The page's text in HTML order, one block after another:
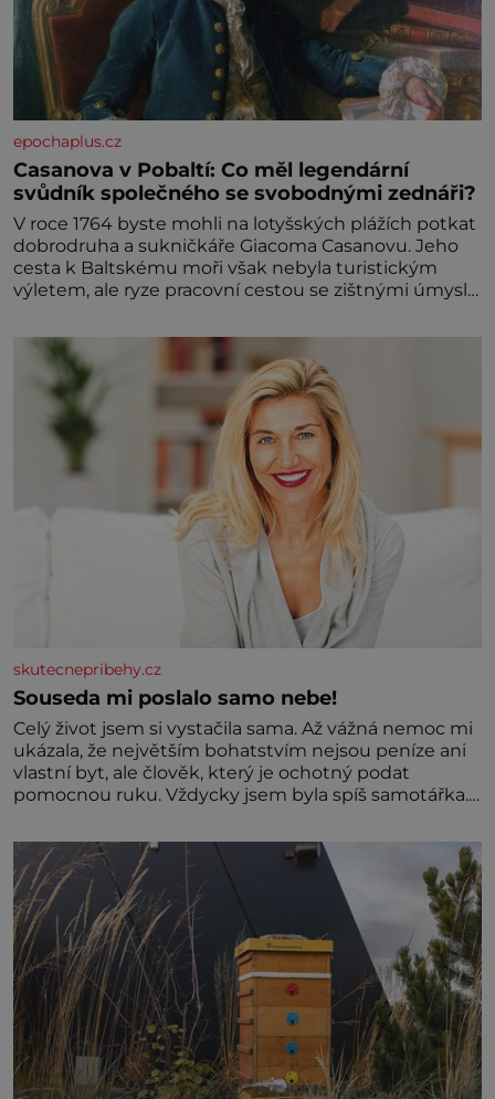
epochaplus.cz
Casanova v Pobaltí: Co měl legendární
svůdník společného se svobodnými zednáři?
V roce 1764 byste mohli na lotyšských plážích potkat
dobrodruha a sukničkáře Giacoma Casanovu. Jeho
cesta k Baltskému moři však nebyla turistickým
výletem, ale ryze pracovní cestou se zištnými úmysly.
procházel uličkami lotyšské Rigy? Casanova v Pobaltí
kontaktoval tamní zednářské lóže. Nebyl v této
oblasti žádným nováčkem, protože do zednářské
skutecnepribehy.cz
Souseda mi poslalo samo nebe!
Celý život jsem si vystačila sama. Až vážná nemoc mi
ukázala, že největším bohatstvím nejsou peníze ani
vlastní byt, ale člověk, který je ochotný podat
pomocnou ruku. Vždycky jsem byla spíš samotářka.
ani partnera. Stačily mi knihy, práce a hlavně klid.
Hned po studiích jsem odešla z rodného města,